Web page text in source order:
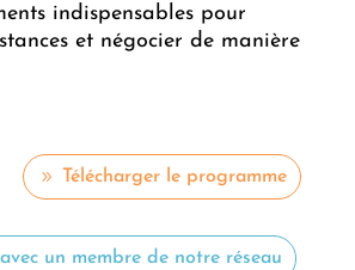
indispensables pour
et négocier de manière
Télécharger le programme
un membre de notre réseau